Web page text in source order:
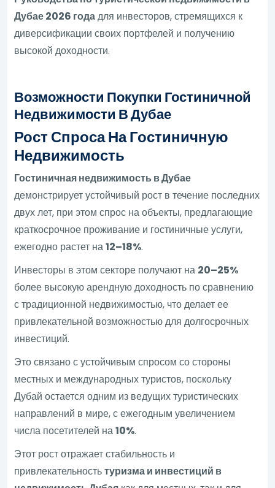
Дубае 2026 годадля инвесторов, стремящихся к
диверсификации своих портфелей и получению
высокой доходности.
Возможности Покупки Гостиничной
Недвижимости В Дубае
Рост Спроса На Гостиничную
Недвижимость
Гостиничная недвижимость в Дубае
демонстрирует устойчивый рост в течение последних
двух лет, при этом спрос на объекты, предлагающие
краткосрочное проживание и гостиничные услуги,
ежегодно растет на12–18%.
Инвесторы в этом секторе получают на 20–25%
более высокую арендную доходность по сравнению
с традиционной недвижимостью, что делает ее
привлекательной возможностью для долгосрочных
инвестиций.
Это связано с устойчивым спросом со стороны
местных и международных туристов, поскольку
Дубай остается одним из ведущих туристических
направлений в мире, с ежегодным увеличением
числа посетителей на10%.
Этот рост отражает стабильность и
привлекательностьтуризма и инвестиций в